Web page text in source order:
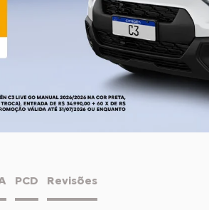
PCD Revisões